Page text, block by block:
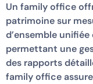
Un family office
patrimoine sur
d’ensemble
permettant une
des rapports
family office